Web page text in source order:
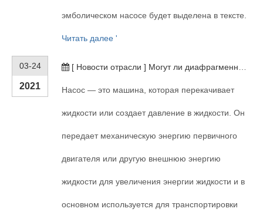
эмболическом насосе будет выделена в тексте.
Читать далее '
03-24
2021
[ Новости отрасли ] Могут ли диафрагменные насосы перекачивать воздух?
Насос — это машина, которая перекачивает
жидкости или создает давление в жидкости. Он
передает механическую энергию первичного
двигателя или другую внешнюю энергию
жидкости для увеличения энергии жидкости и в
основном используется для транспортировки